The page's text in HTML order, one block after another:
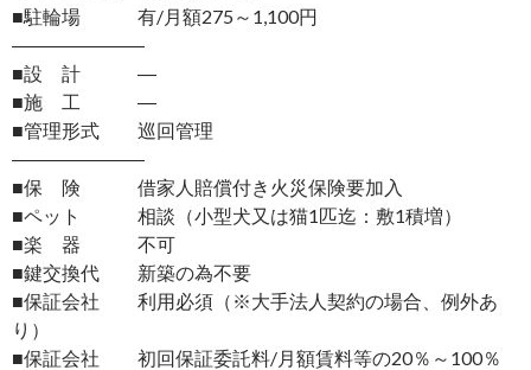
■駐輪場 有/月額275～1,100円
―――――――
■設 計 ―
■施 工 ―
■管理形式 巡回管理
―――――――
■保 険 借家人賠償付き火災保険要加入
■ペット 相談（小型犬又は猫1匹迄：敷1積増）
■楽 器 不可
■鍵交換代 新築の為不要
■保証会社 利用必須（※大手法人契約の場合、例外あ
り）
■保証会社 初回保証委託料/月額賃料等の20％～100％